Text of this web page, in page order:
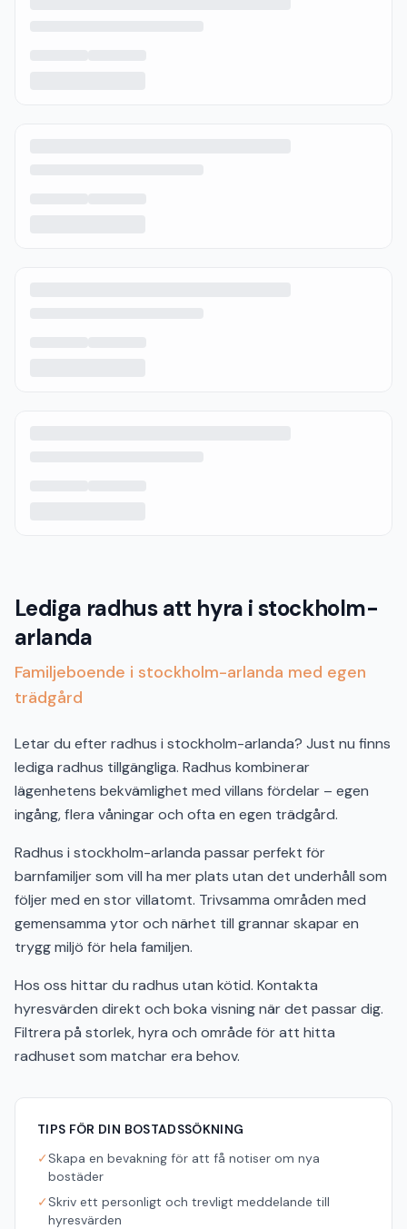
Lediga radhus att hyra i stockholm-
arlanda
Familjeboende i stockholm-arlanda med egen
trädgård
Letar du efter radhus i stockholm-arlanda? Just nu finns
lediga radhus tillgängliga. Radhus kombinerar
lägenhetens bekvämlighet med villans fördelar – egen
ingång, flera våningar och ofta en egen trädgård.
Radhus i stockholm-arlanda passar perfekt för
barnfamiljer som vill ha mer plats utan det underhåll som
följer med en stor villatomt. Trivsamma områden med
gemensamma ytor och närhet till grannar skapar en
trygg miljö för hela familjen.
Hos oss hittar du radhus utan kötid. Kontakta
hyresvärden direkt och boka visning när det passar dig.
Filtrera på storlek, hyra och område för att hitta
radhuset som matchar era behov.
TIPS FÖR DIN BOSTADSSÖKNING
✓Skapa en bevakning för att få notiser om nya
bostäder
✓Skriv ett personligt och trevligt meddelande till
hyresvärden